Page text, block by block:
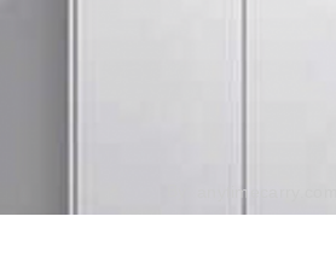
anytimecarry.com